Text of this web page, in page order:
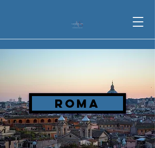
ROMA